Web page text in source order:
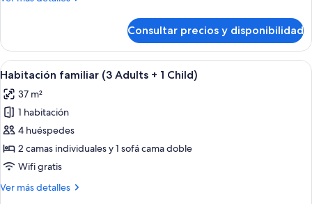
Adults
Child)
triple
(2
Adults
Child)
Consultar precios y disponibilidad
Abrir
todas
las
fotos
de
Habitación
familiar
Adults
Una habitación de hotel moderna
6
Habitación familiar (3 Adults + 1 Child)
37 m²
1 habitación
4 huéspedes
2 camas individuales y 1 sofá cama doble
Wifi gratis
Ver más detalles
Más